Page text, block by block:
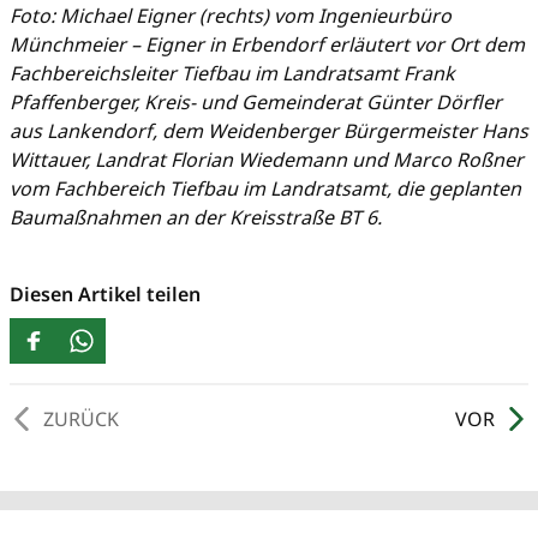
Foto: Michael Eigner (rechts) vom Ingenieurbüro
Münchmeier – Eigner in Erbendorf erläutert vor Ort dem
Fachbereichsleiter Tiefbau im Landratsamt Frank
Pfaffenberger, Kreis- und Gemeinderat Günter Dörfler
aus Lankendorf, dem Weidenberger Bürgermeister Hans
Wittauer, Landrat Florian Wiedemann und Marco Roßner
vom Fachbereich Tiefbau im Landratsamt, die geplanten
Baumaßnahmen an der Kreisstraße BT 6.
Diesen Artikel teilen
VOR
ZURÜCK